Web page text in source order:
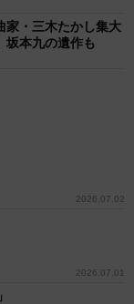
・三木たかし集大
本九の遺作も
2026.07.02
2026.07.01